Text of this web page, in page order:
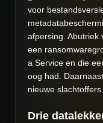
voor
afpersing. Abutriek
een
a Service en die
oog had.
nieuwe
Drie